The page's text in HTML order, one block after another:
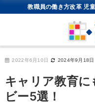
教職員の働き方改革 児
2022年6月10日 2024年9月18日
キャリア教育に
ビー5選！